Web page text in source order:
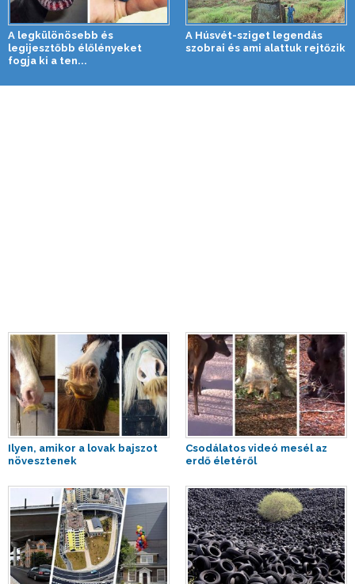
A legkülönösebb és
legijesztőbb élőlényeket
fogja ki a ten...
A Húsvét-sziget legendás
szobrai és ami alattuk rejtőzik
Ilyen, amikor a lovak bajszot
növesztenek
Csodálatos videó mesél az
erdő életéről